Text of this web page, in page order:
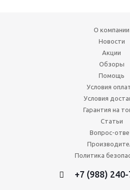
О компании
Новости
Акции
Обзоры
Помощь
Условия
Условия
Гарантия на
Статьи
Вопрос-
Политика
+7 (988)